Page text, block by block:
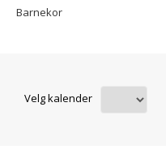
Barnekor
Velg kalender